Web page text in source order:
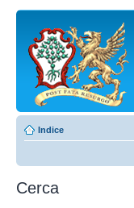
Indice
Cerca